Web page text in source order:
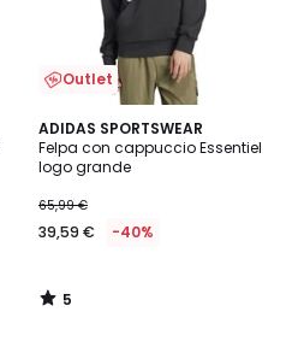
Outlet
ADIDAS SPORTSWEAR
Felpa con cappuccio Essentiel
logo grande
65,99 €
39,59 € -40%
5
/
5
5
/